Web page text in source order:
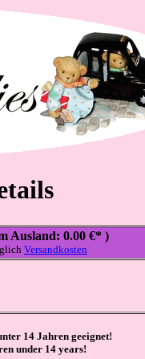
Ausland: 0.00 €* )
Versandkosten
14 Jahren geeignet!
under 14 years!